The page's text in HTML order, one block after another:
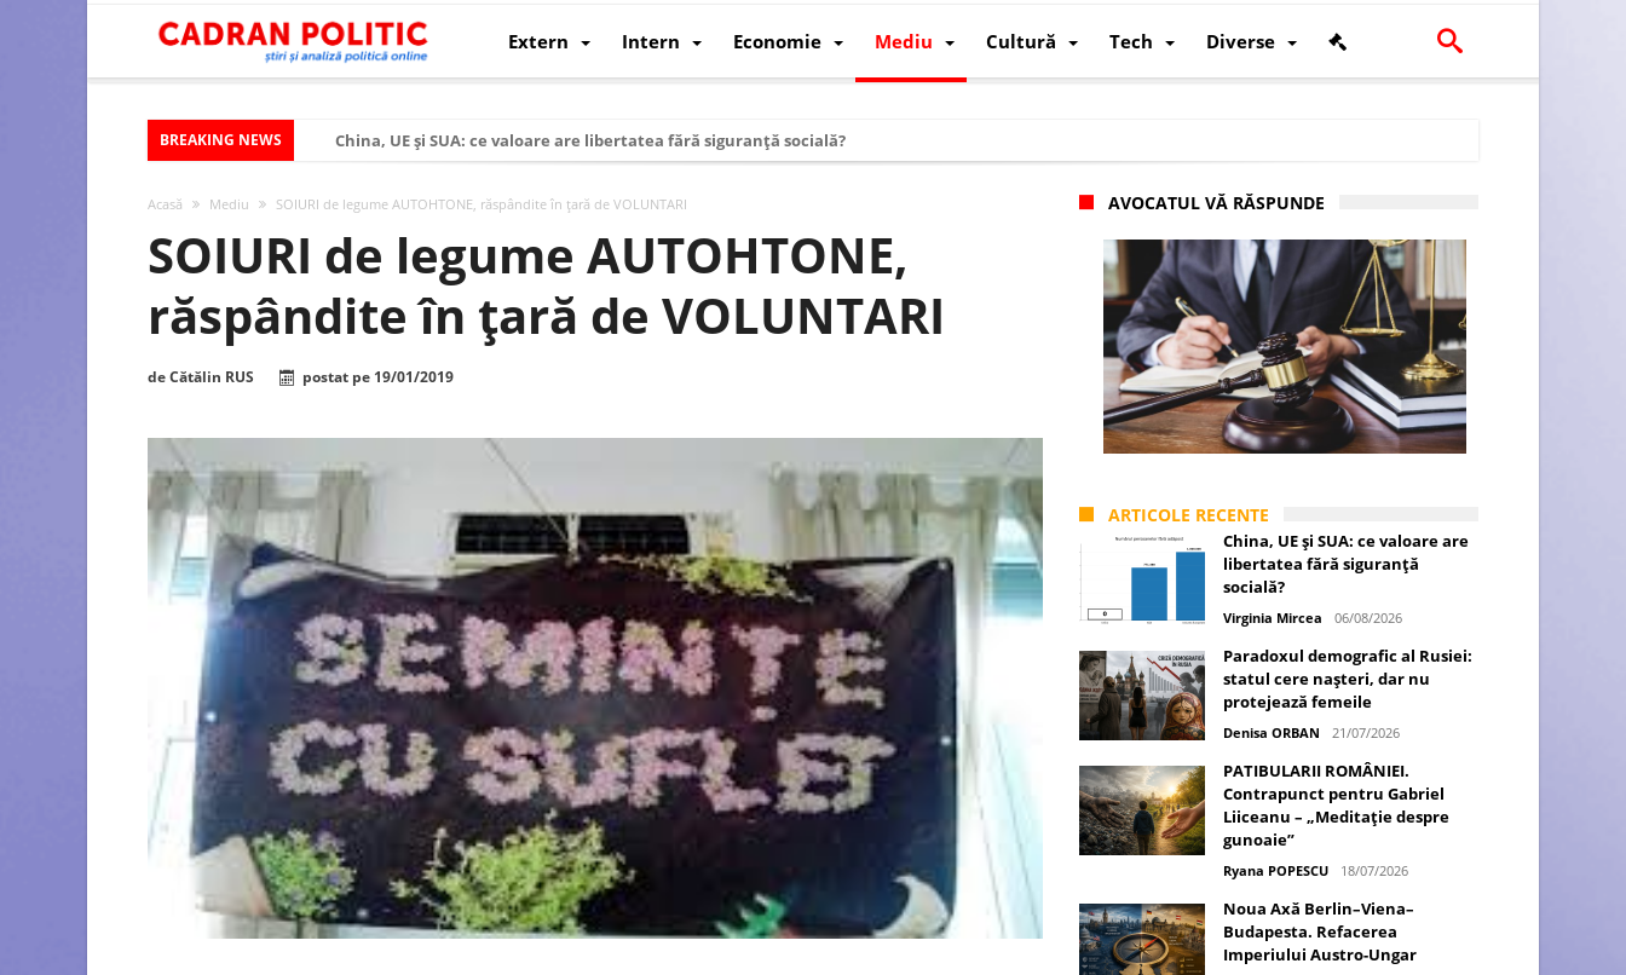
Extern Intern Economie Mediu Cultură Tech Diverse
BREAKING NEWS
China, UE și SUA: ce valoare are libertatea fără siguranță socială?
Modelul economic al Chinei: cum a devenit atelierul lumii și rivalul economic al SUA
Modelul economic al Rusiei: de ce rezistă?
Occidentul obosit și Estul care revine: o realitate pe care România o simte, nu o spune
Viitorul României în Uniunea Europeană. Ce ne așteaptă? – O analiză structurală a demografiei, fiscalității și poziției României în U.E.
Controlul minții prin nanoparticule
Huawei dezvoltă un nou cip AI pentru a înlocui Nvidia
Acasă Mediu SOIURI de legume AUTOHTONE, răspândite în țară de VOLUNTARI
SOIURI de legume AUTOHTONE,
răspândite în țară de VOLUNTARI
deCătălin RUS postat pe 19/01/2019
AVOCATUL VĂ RĂSPUNDE
ARTICOLE RECENTE
China, UE și SUA: ce valoare are
libertatea fără siguranță
socială?
Virginia Mircea 06/08/2026
Paradoxul demografic al Rusiei:
statul cere nașteri, dar nu
protejează femeile
Denisa ORBAN 21/07/2026
PATIBULARII ROMÂNIEI.
Contrapunct pentru Gabriel
Liiceanu – „Meditație despre
gunoaie”
Ryana POPESCU 18/07/2026
Noua Axă Berlin–Viena–
Budapesta. Refacerea
Imperiului Austro-Ungar